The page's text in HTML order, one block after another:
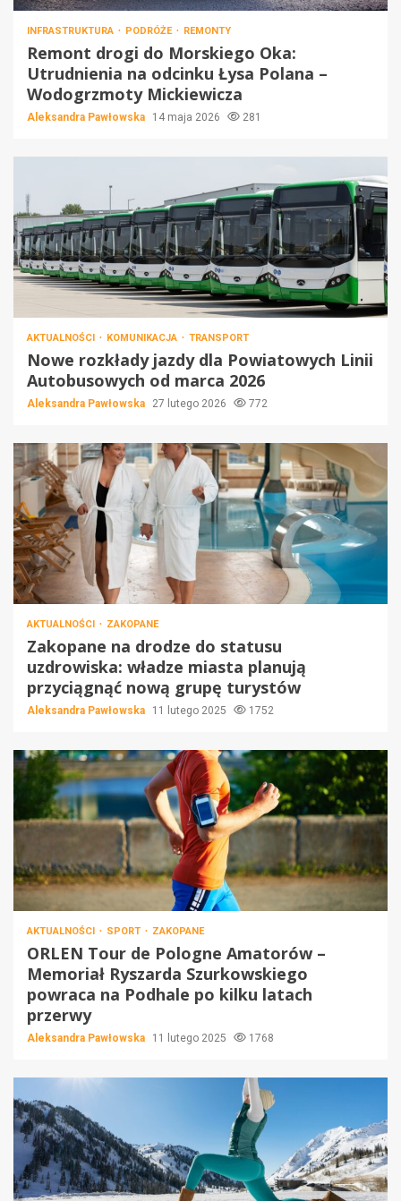
INFRASTRUKTURA PODRÓŻE REMONTY
Remont drogi do Morskiego Oka:
Utrudnienia na odcinku Łysa Polana –
Wodogrzmoty Mickiewicza
Aleksandra Pawłowska 14 maja 2026 281
AKTUALNOŚCI KOMUNIKACJA TRANSPORT
Nowe rozkłady jazdy dla Powiatowych Linii
Autobusowych od marca 2026
Aleksandra Pawłowska 27 lutego 2026 772
AKTUALNOŚCI ZAKOPANE
Zakopane na drodze do statusu
uzdrowiska: władze miasta planują
przyciągnąć nową grupę turystów
Aleksandra Pawłowska 11 lutego 2025 1752
AKTUALNOŚCI SPORT ZAKOPANE
ORLEN Tour de Pologne Amatorów –
Memoriał Ryszarda Szurkowskiego
powraca na Podhale po kilku latach
przerwy
Aleksandra Pawłowska 11 lutego 2025 1768